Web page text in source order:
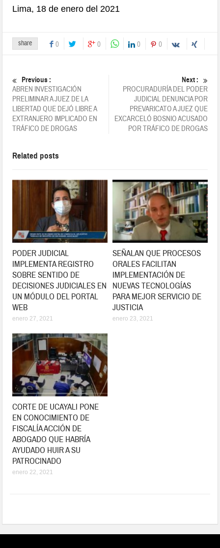
Lima, 18 de enero del 2021
share 0 0 0 0
Previous :
ABREN INVESTIGACIÓN
PRELIMINAR A JUEZ DE LA
LIBERTAD QUE DEJÓ LIBRE A
EXTRANJERO IMPLICADO EN
TRÁFICO DE DROGAS
Next :
PROCURADURÍA DEL PODER
JUDICIAL DENUNCIA POR
PREVARICATO A JUEZ QUE
EXCARCELÓ BOSNIO ACUSADO
POR TRÁFICO DE DROGAS
Related posts
PODER JUDICIAL
IMPLEMENTA REGISTRO
SOBRE SENTIDO DE
DECISIONES JUDICIALES EN
UN MÓDULO DEL PORTAL
WEB
enero 27, 2021
SEÑALAN QUE PROCESOS
ORALES FACILITAN
IMPLEMENTACIÓN DE
NUEVAS TECNOLOGÍAS
PARA MEJOR SERVICIO DE
JUSTICIA
enero 23, 2021
CORTE DE UCAYALI PONE
EN CONOCIMIENTO DE
FISCALÍA ACCIÓN DE
ABOGADO QUE HABRÍA
AYUDADO HUIR A SU
PATROCINADO
enero 22, 2021